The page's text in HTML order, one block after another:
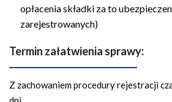
opłacenia składki za to
zarejestrowanych)
Termin załatwienia sprawy:
Z zachowaniem procedury rejestracji